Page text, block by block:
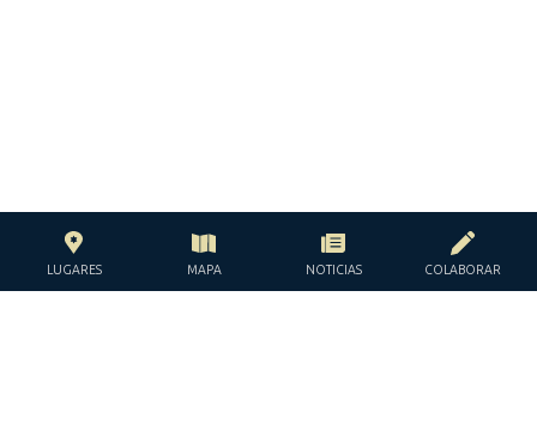
LUGARES MAPA NOTICIAS COLABORAR